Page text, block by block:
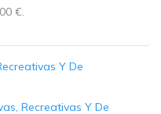
€.
Y De
Recreativas Y De